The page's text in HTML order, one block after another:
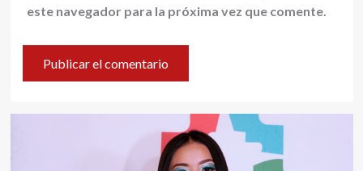
este navegador para la próxima vez que comente.